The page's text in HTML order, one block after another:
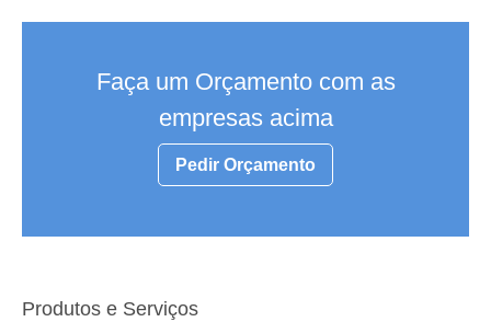
Faça um Orçamento com as
empresas acima
Pedir Orçamento
Produtos e Serviços